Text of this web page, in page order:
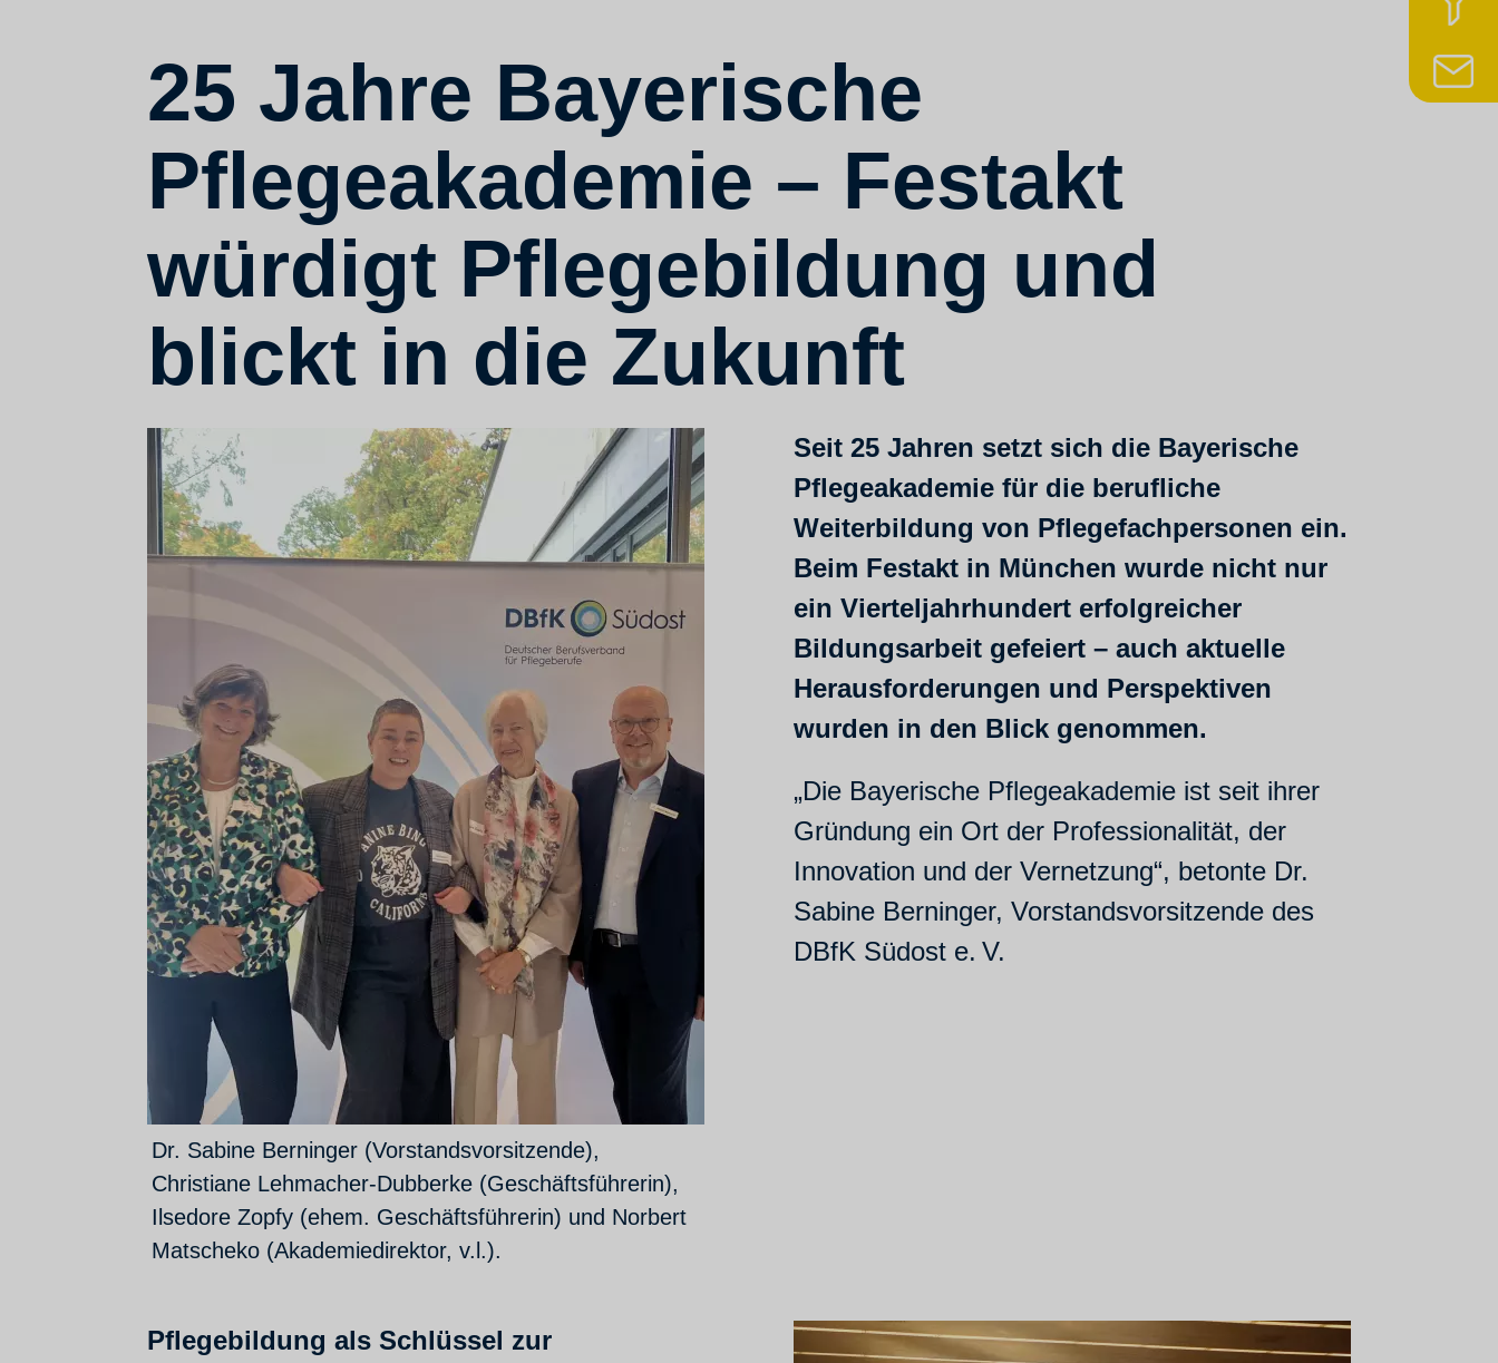
25 Jahre Bayerische
Pflegeakademie – Festakt
würdigt Pflegebildung und
blickt in die Zukunft
Dr. Sabine Berninger (Vorstandsvorsitzende),
Christiane Lehmacher-Dubberke (Geschäftsführerin),
Ilsedore Zopfy (ehem. Geschäftsführerin) und Norbert
Matscheko (Akademiedirektor, v.l.).
Seit 25 Jahren setzt sich die Bayerische
Pflegeakademie für die berufliche
Weiterbildung von Pflegefachpersonen ein.
Beim Festakt in München wurde nicht nur
ein Vierteljahrhundert erfolgreicher
Bildungsarbeit gefeiert – auch aktuelle
Herausforderungen und Perspektiven
wurden in den Blick genommen.
„Die Bayerische Pflegeakademie ist seit ihrer
Gründung ein Ort der Professionalität, der
Innovation und der Vernetzung“, betonte Dr.
Sabine Berninger, Vorstandsvorsitzende des
DBfK Südost e. V.
Pflegebildung als Schlüssel zur